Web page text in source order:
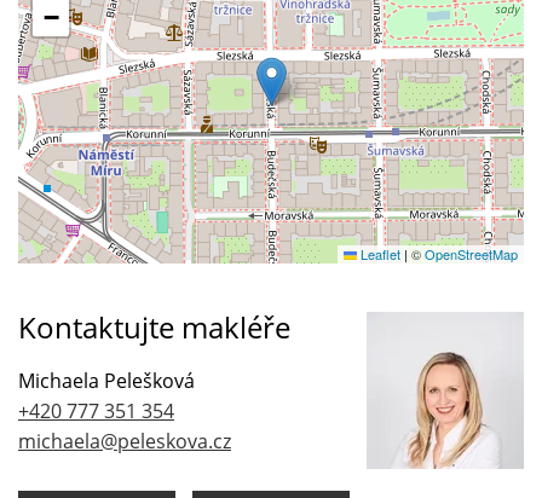
−
Leaflet | ©OpenStreetMap
Kontaktujte makléře
Michaela Pelešková
+420 777 351 354
michaela@peleskova.cz